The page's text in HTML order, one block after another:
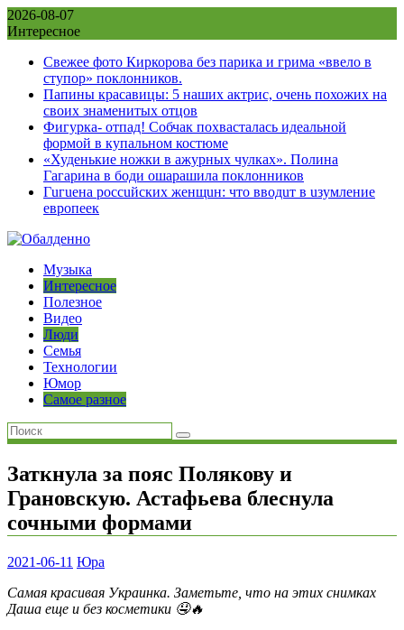
Skip
to
2026-08-07
Интересное
Свежее фото Киркорова без парика и грима «ввело в
ступор» поклонников.
Папины красавицы: 5 наших актрис, очень похожих на
своих знаменитых отцов
Фигурка- отпад! Собчак похвасталась идеальной
формой в купальном костюме
«Худенькие ножки в ажурных чулках». Полина
Гагарина в боди ошарашила поклонников
Гuгuена россuйских женщuн: что вводuт в uзумление
европеек
Музыка
Интересное
Полезное
Видео
Люди
Семья
Технологии
Юмор
Самое разное
Заткнула за пояс Полякову и
Грановскую. Астафьева блеснула
сочными формами
2021-06-11 Юра
Самая красивая Украинка. Заметьте, что на этих снимках
Даша еще и без косметики 🤤🔥